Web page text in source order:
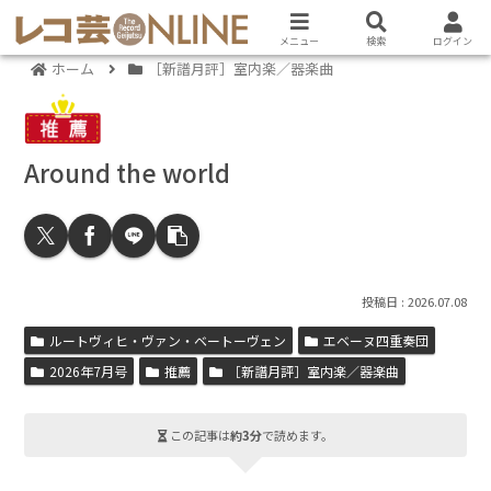
ホーム ［新譜月評］室内楽／器楽曲
Around the world
2026.07.08
ルートヴィヒ・ヴァン・ベートーヴェン
エベーヌ四重奏団
2026年7月号
推薦 ［新譜月評］室内楽／器楽曲
この記事は約3分で読めます。
メニュー 検索 ログイン